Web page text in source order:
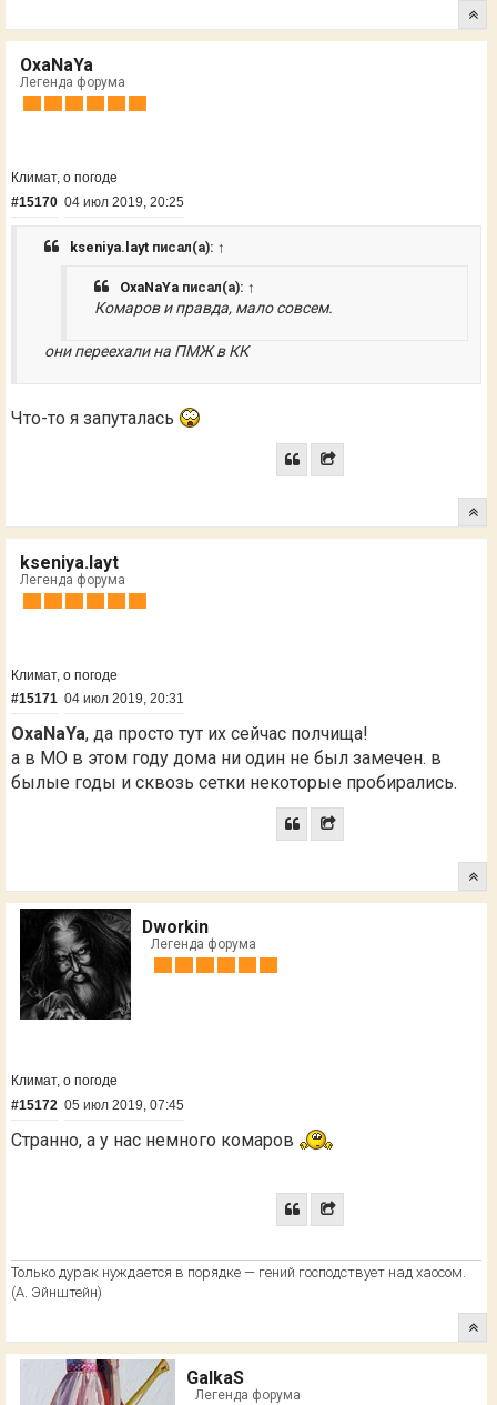
OxaNaYa
Легенда форума
Климат, о погоде
#15170 04 июл 2019, 20:25
kseniya.layt писал(а): ↑
OxaNaYa писал(а): ↑
Комаров и правда, мало совсем.
они переехали на ПМЖ в КК
Что-то я запуталась
kseniya.layt
Легенда форума
Климат, о погоде
#15171 04 июл 2019, 20:31
OxaNaYa, да просто тут их сейчас полчища!
а в МО в этом году дома ни один не был замечен. в
былые годы и сквозь сетки некоторые пробирались.
Dworkin
Легенда форума
Климат, о погоде
#15172 05 июл 2019, 07:45
Странно, а у нас немного комаров
Только дурак нуждается в порядке — гений господствует над хаосом.
(А. Эйнштейн)
GalkaS
Легенда форума